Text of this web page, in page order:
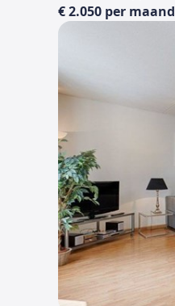
€ 2.050 per maand